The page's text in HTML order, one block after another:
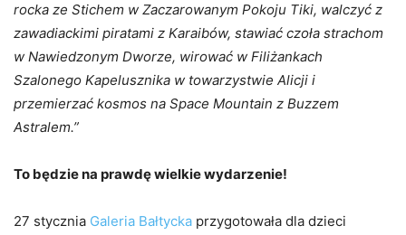
rocka ze Stichem w Zaczarowanym Pokoju Tiki, walczyć z
zawadiackimi piratami z Karaibów, stawiać czoła strachom
w Nawiedzonym Dworze, wirować w Filiżankach
Szalonego Kapelusznika w towarzystwie Alicji i
przemierzać kosmos na Space Mountain z Buzzem
Astralem.”
To będzie na prawdę wielkie wydarzenie!
27 stycznia Galeria Bałtycka przygotowała dla dzieci